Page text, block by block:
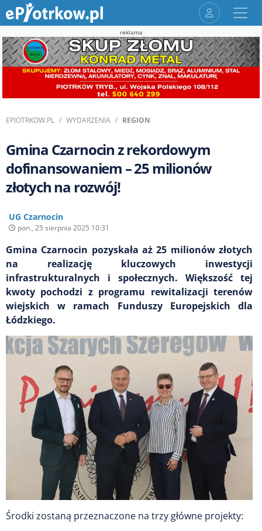
reklama
EPIOTRKOW.PL WYDARZENIA REGION
Gmina Czarnocin z rekordowym
dofinansowaniem – 25 milionów
złotych na rozwój!
UG Czarnocin
pon., 25 sierpnia 2025 10:31
Gmina Czarnocin pozyskała aż 25 milionów złotych
na realizację kluczowych inwestycji
infrastrukturalnych i społecznych. Większość tej
kwoty pochodzi z programu rewitalizacji terenów
wiejskich w ramach Funduszy Europejskich dla
Łódzkiego.
Środki zostaną przeznaczone na trzy główne projekty: